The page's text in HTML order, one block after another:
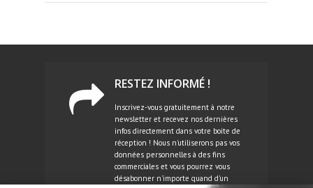
RESTEZ INFORMÉ !
Inscrivez-vous gratuitement à notre
newsletter et recevez nos dernières
infos directement dans votre boite de
réception ! Nous n'utiliserons pas vos
données personnelles à des fins
commerciales et vous pourrez vous
désabonner n'importe quand d'un